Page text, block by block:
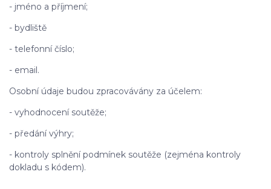
- jméno a příjmení;
- bydliště
- telefonní číslo;
- email.
Osobní údaje budou zpracovávány za účelem:
- vyhodnocení soutěže;
- předání výhry;
- kontroly splnění podmínek soutěže (zejména kontroly
dokladu s kódem).